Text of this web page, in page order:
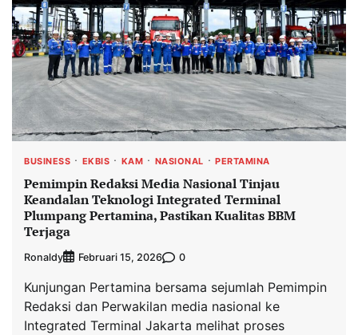
BUSINESS EKBIS KAM NASIONAL PERTAMINA
Pemimpin Redaksi Media Nasional Tinjau
Keandalan Teknologi Integrated Terminal
Plumpang Pertamina, Pastikan Kualitas BBM
Terjaga
Ronaldy Februari 15, 2026 0
Kunjungan Pertamina bersama sejumlah Pemimpin
Redaksi dan Perwakilan media nasional ke
Integrated Terminal Jakarta melihat proses